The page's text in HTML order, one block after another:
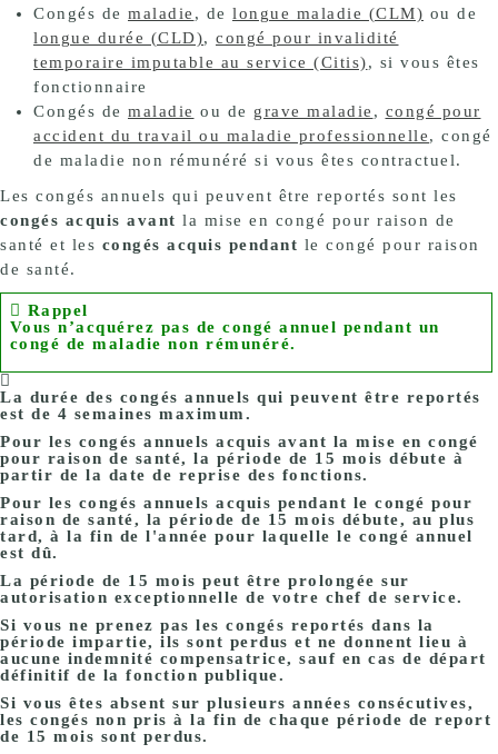
Congés de maladie , de longue maladie (CLM) ou de
longue durée (CLD), congé pour invalidité
temporaire imputable au service (Citis), si vous êtes
fonctionnaire
Congés de maladie ou de grave maladie , congé pour
accident du travail ou maladie professionnelle, congé
de maladie non rémunéré si vous êtes contractuel.
Les congés annuels qui peuvent être reportés sont les
congés acquis avant la mise en congé pour raison de
santé et les congés acquis pendant le congé pour raison
de santé.
Rappel
Vous n’acquérez pas de congé annuel pendant un
congé de maladie non rémunéré.
La durée des congés annuels qui peuvent être reportés
est de 4 semaines maximum.
Pour les congés annuels acquis avant la mise en congé
pour raison de santé, la période de 15 mois débute à
partir de la date de reprise des fonctions.
Pour les congés annuels acquis pendant le congé pour
raison de santé, la période de 15 mois débute, au plus
tard, à la fin de l'année pour laquelle le congé annuel
est dû.
La période de 15 mois peut être prolongée sur
autorisation exceptionnelle de votre chef de service.
Si vous ne prenez pas les congés reportés dans la
période impartie, ils sont perdus et ne donnent lieu à
aucune indemnité compensatrice, sauf en cas de départ
définitif de la fonction publique.
Si vous êtes absent sur plusieurs années consécutives,
les congés non pris à la fin de chaque période de report
de 15 mois sont perdus.